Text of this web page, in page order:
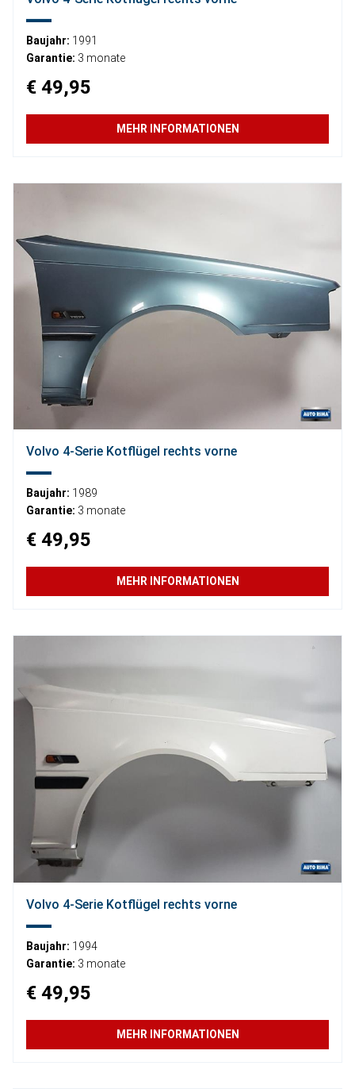
Baujahr: 1991
Garantie: 3 monate
€ 49,95
MEHR INFORMATIONEN
Volvo 4-Serie Kotflügel rechts vorne
Baujahr: 1989
Garantie: 3 monate
€ 49,95
MEHR INFORMATIONEN
Volvo 4-Serie Kotflügel rechts vorne
Baujahr: 1994
Garantie: 3 monate
€ 49,95
MEHR INFORMATIONEN